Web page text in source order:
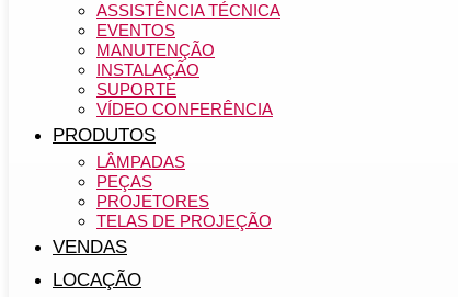
ASSISTÊNCIA TÉCNICA
EVENTOS
MANUTENÇÃO
INSTALAÇÃO
SUPORTE
VÍDEO CONFERÊNCIA
PRODUTOS
LÂMPADAS
PEÇAS
PROJETORES
TELAS DE PROJEÇÃO
VENDAS
LOCAÇÃO